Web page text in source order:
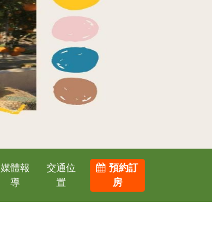
媒體報
導
交通位
置
預約訂
房